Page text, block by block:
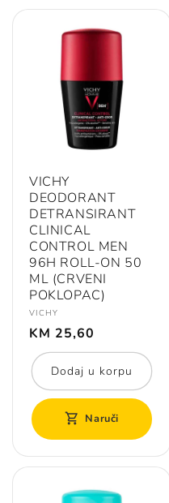
VICHY
DEODORANT
DETRANSIRANT
CLINICAL
CONTROL MEN
96H ROLL-ON 50
ML (CRVENI
POKLOPAC)
Prodavač:
VICHY
Redovna
cijena
KM 25,60
Dodaj u korpu
Naruči